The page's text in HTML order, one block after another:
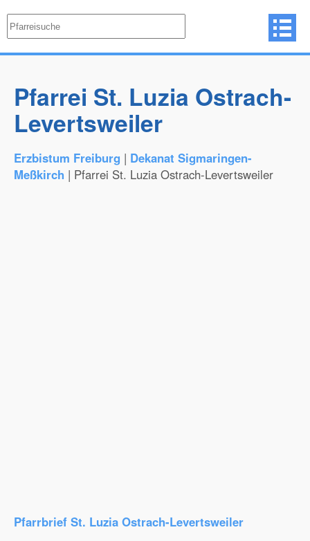
Pfarrei St. Luzia Ostrach-
Levertsweiler
Erzbistum Freiburg | Dekanat Sigmaringen-
Meßkirch | Pfarrei St. Luzia Ostrach-Levertsweiler
Pfarrbrief St. Luzia Ostrach-Levertsweiler